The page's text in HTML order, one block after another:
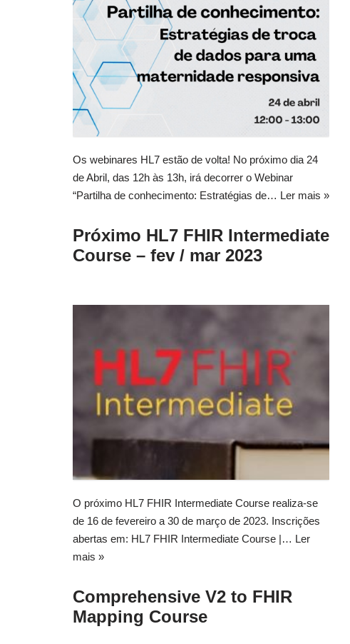
Os webinares HL7 estão de volta! No próximo dia 24
de Abril, das 12h às 13h, irá decorrer o Webinar
“Partilha de conhecimento: Estratégias de… Ler mais »
Próximo HL7 FHIR Intermediate
Course – fev / mar 2023
O próximo HL7 FHIR Intermediate Course realiza-se
de 16 de fevereiro a 30 de março de 2023. Inscrições
abertas em: HL7 FHIR Intermediate Course |… Ler
mais »
Comprehensive V2 to FHIR
Mapping Course